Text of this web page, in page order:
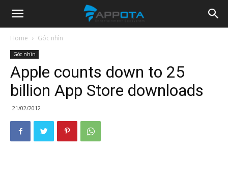
Appota
News
Home Góc nhìn
Góc nhìn
Apple counts down to 25
billion App Store downloads
21/02/2012